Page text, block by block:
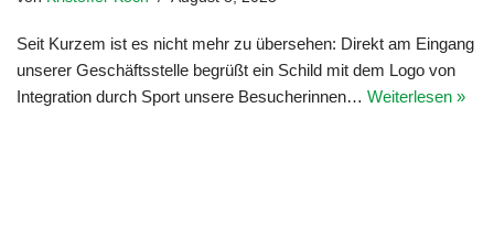
Seit Kurzem ist es nicht mehr zu übersehen: Direkt am Eingang
unserer Geschäftsstelle begrüßt ein Schild mit dem Logo von
Integration durch Sport unsere Besucherinnen… Weiterlesen »